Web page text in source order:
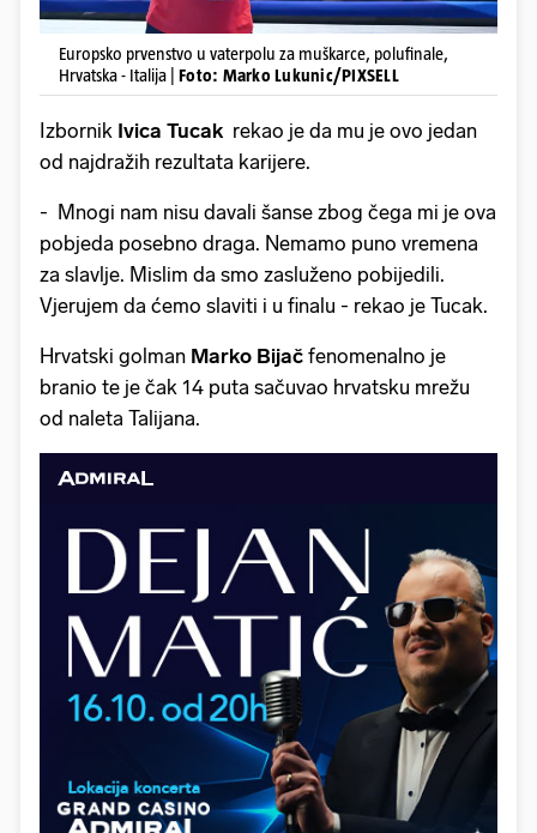
Europsko prvenstvo u vaterpolu za muškarce, polufinale,
Hrvatska - Italija | Foto: Marko Lukunic/PIXSELL
Izbornik Ivica Tucak rekao je da mu je ovo jedan
od najdražih rezultata karijere.
- Mnogi nam nisu davali šanse zbog čega mi je ova
pobjeda posebno draga. Nemamo puno vremena
za slavlje. Mislim da smo zasluženo pobijedili.
Vjerujem da ćemo slaviti i u finalu - rekao je Tucak.
Hrvatski golman Marko Bijač fenomenalno je
branio te je čak 14 puta sačuvao hrvatsku mrežu
od naleta Talijana.